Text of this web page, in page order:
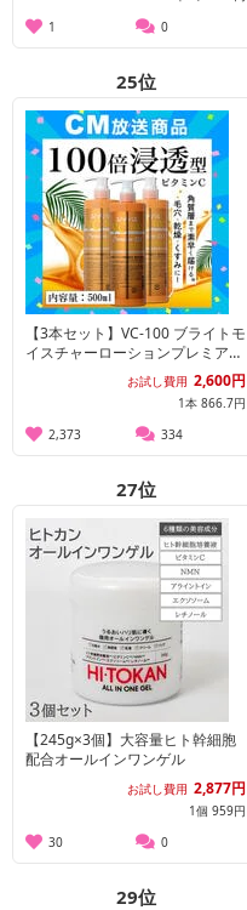
1
0
25位
【3本セット】VC-100 ブライトモ
イスチャーローションプレミアム
お試し費用 2,600円
1本 866.7円
2,373
334
27位
【245g×3個】大容量ヒト幹細胞
配合オールインワンゲル
お試し費用 2,877円
1個 959円
30
0
29位